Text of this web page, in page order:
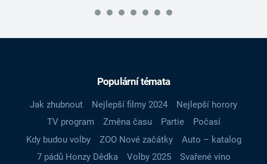
Populární témata
Jak zhubnout Nejlepší filmy 2024
Nejlepší horory
TV program
Změna času Partie
Počasí
Kdy budou volby
ZOO Nové začátky
Auto – katalog
7 pádů Honzy Dědka
Volby 2025
Svařené víno